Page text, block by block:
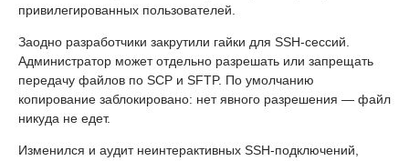
привилегированных пользователей.
Заодно разработчики закрутили гайки для SSH-сессий.
Администратор может отдельно разрешать или запрещать
передачу файлов по SCP и SFTP. По умолчанию
копирование заблокировано: нет явного разрешения — файл
никуда не едет.
Изменился и аудит неинтерактивных SSH-подключений,